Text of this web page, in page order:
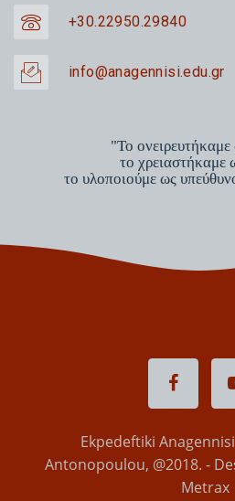
+30.22950.29840
info@anagennisi.edu.gr
"Το ονειρευτήκαμε
το χρειαστήκαμε
το υλοποιούμε ως
Ekpedeftiki
Antonopoulou, @2018. -
Metrax